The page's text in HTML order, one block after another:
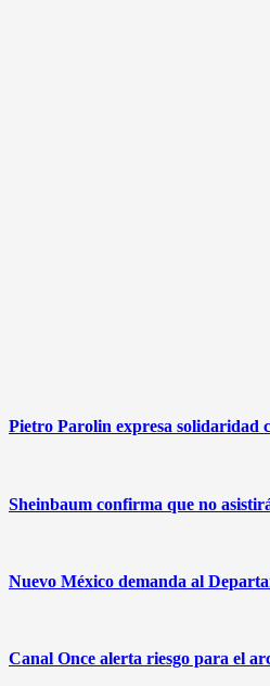
Pietro Parolin expresa solidaridad
Sheinbaum confirma que no
Nuevo México demanda al
Canal Once alerta riesgo para el